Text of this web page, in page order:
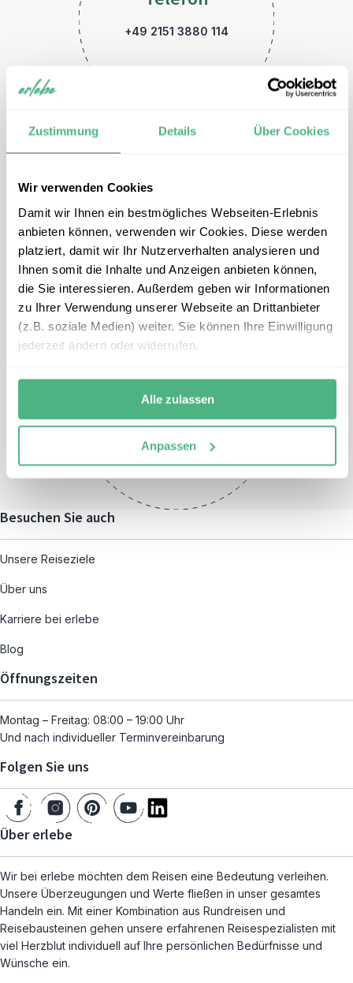
Zustimmung Details Über Cookies
Wir verwenden Cookies
Damit wir Ihnen ein bestmögliches Webseiten-Erlebnis
anbieten können, verwenden wir Cookies. Diese werden
platziert, damit wir Ihr Nutzerverhalten analysieren und
Ihnen somit die Inhalte und Anzeigen anbieten können,
die Sie interessieren. Außerdem geben wir Informationen
zu Ihrer Verwendung unserer Webseite an Drittanbieter
(z.B. soziale Medien) weiter. Sie können Ihre Einwilligung
jederzeit ändern oder widerrufen.
Alle zulassen
Anpassen
+49 2151 3880 114
E-Mail
costarica@erlebe.de
Montag – Freitag:
und nach individueller
Terminvereinbarung
Besuchen Sie auch
Unsere Reiseziele
Über uns
Karriere bei erlebe
Blog
Öffnungszeiten
Montag – Freitag: 08:00 – 19:00 Uhr
Und nach individueller Terminvereinbarung
Folgen Sie uns
Über erlebe
Wir bei erlebe möchten dem Reisen eine Bedeutung verleihen.
Unsere Überzeugungen und Werte fließen in unser gesamtes
Handeln ein. Mit einer Kombination aus Rundreisen und
Reisebausteinen gehen unsere erfahrenen Reisespezialisten mit
viel Herzblut individuell auf Ihre persönlichen Bedürfnisse und
Wünsche ein.